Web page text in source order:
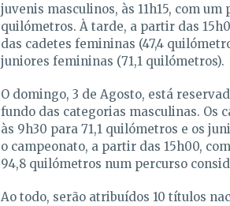
juvenis masculinos, às 11h15, com um
quilómetros. À tarde, a partir das
das cadetes femininas (47,4
juniores femininas (71,1 quilómetros).
O domingo, 3 de Agosto, está
fundo das categorias masculinas. Os
às 9h30 para 71,1 quilómetros e os
o campeonato, a partir das 15h00,
94,8 quilómetros num percurso
Ao todo, serão atribuídos 10 títulos